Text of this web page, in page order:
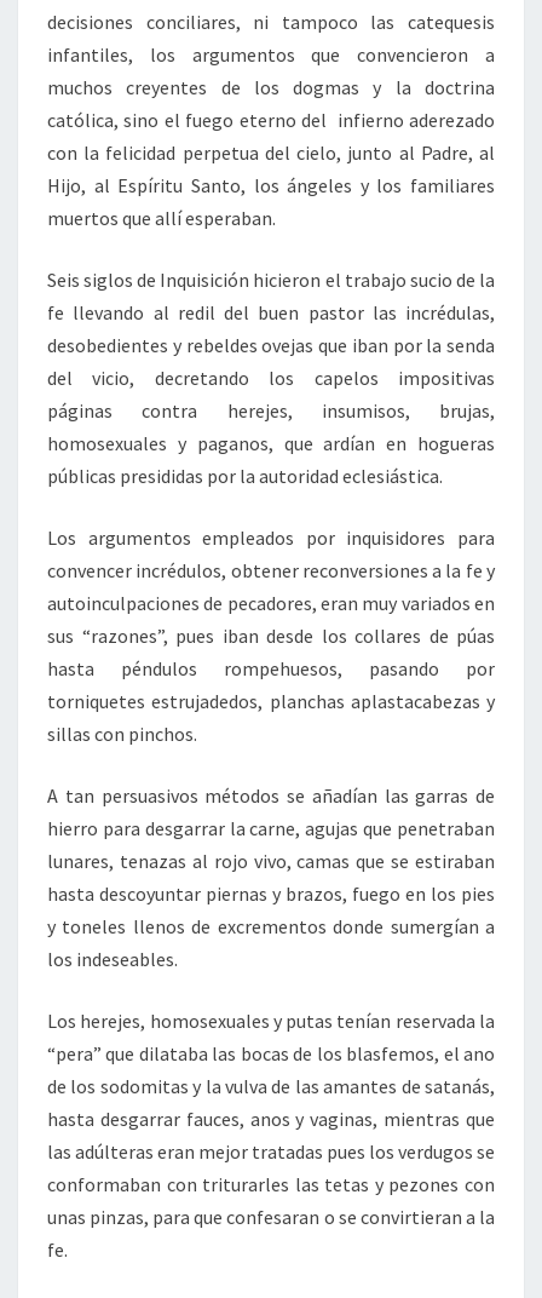
decisiones conciliares, ni tampoco las catequesis
infantiles, los argumentos que convencieron a
muchos creyentes de los dogmas y la doctrina
católica, sino el fuego eterno del infierno aderezado
con la felicidad perpetua del cielo, junto al Padre, al
Hijo, al Espíritu Santo, los ángeles y los familiares
muertos que allí esperaban.
Seis siglos de Inquisición hicieron el trabajo sucio de la
fe llevando al redil del buen pastor las incrédulas,
desobedientes y rebeldes ovejas que iban por la senda
del vicio, decretando los capelos impositivas
páginas contra herejes, insumisos, brujas,
homosexuales y paganos, que ardían en hogueras
públicas presididas por la autoridad eclesiástica.
Los argumentos empleados por inquisidores para
convencer incrédulos, obtener reconversiones a la fe y
autoinculpaciones de pecadores, eran muy variados en
sus “razones”, pues iban desde los collares de púas
hasta péndulos rompehuesos, pasando por
torniquetes estrujadedos, planchas aplastacabezas y
sillas con pinchos.
A tan persuasivos métodos se añadían las garras de
hierro para desgarrar la carne, agujas que penetraban
lunares, tenazas al rojo vivo, camas que se estiraban
hasta descoyuntar piernas y brazos, fuego en los pies
y toneles llenos de excrementos donde sumergían a
los indeseables.
Los herejes, homosexuales y putas tenían reservada la
“pera” que dilataba las bocas de los blasfemos, el ano
de los sodomitas y la vulva de las amantes de satanás,
hasta desgarrar fauces, anos y vaginas, mientras que
las adúlteras eran mejor tratadas pues los verdugos se
conformaban con triturarles las tetas y pezones con
unas pinzas, para que confesaran o se convirtieran a la
fe.